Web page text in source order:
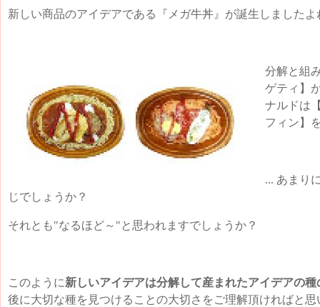
新しい商品のアイデアである『メガ牛丼』が誕生しましたよ
分解と組
ゲティ】
ナルドは
フィン】
... あまり
じでしょうか？
それとも"なるほど～"と思われますでしょうか？
このように新しいアイデアは分解して産まれたアイデアの
後に大切な種を見つけることの大切さをご理解頂ければと